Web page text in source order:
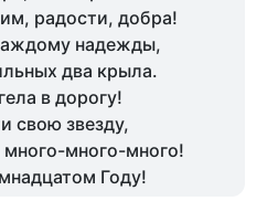
радости, добра!
надежды,
два крыла.
в дорогу!
свою звезду,
много-много-много!
Году!